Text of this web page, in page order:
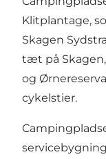
Klitplantage,
Skagen
tæt på
og
cykelstier.